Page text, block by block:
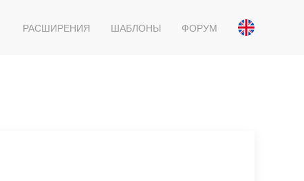
РАСШИРЕНИЯ ШАБЛОНЫ ФОРУМ